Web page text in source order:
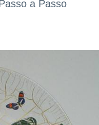
a Passo